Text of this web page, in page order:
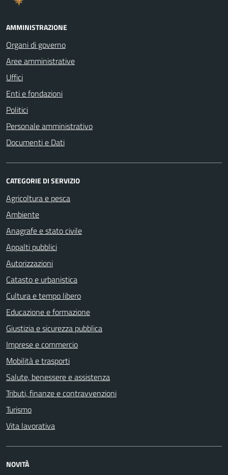
AMMINISTRAZIONE
Organi di governo
Aree amministrative
Uffici
Enti e fondazioni
Politici
Personale amministrativo
Documenti e Dati
CATEGORIE DI SERVIZIO
Agricoltura e pesca
Ambiente
Anagrafe e stato civile
Appalti pubblici
Autorizzazioni
Catasto e urbanistica
Cultura e tempo libero
Educazione e formazione
Giustizia e sicurezza pubblica
Imprese e commercio
Mobilità e trasporti
Salute, benessere e assistenza
Tributi, finanze e contravvenzioni
Turismo
Vita lavorativa
NOVITÀ